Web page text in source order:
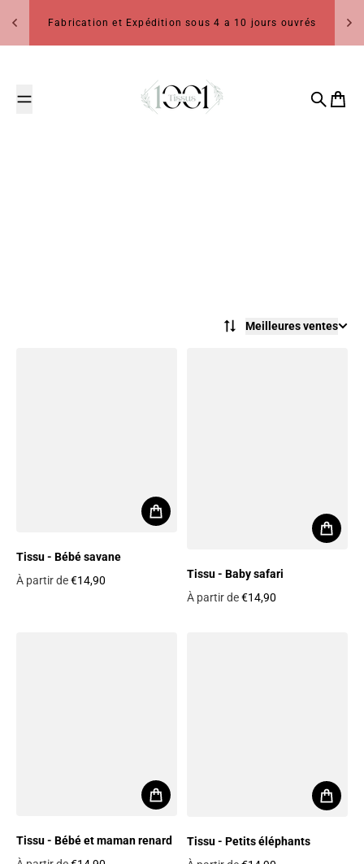
Fabrication et Expédition sous 4 a 10 jours ouvrés
Panier
Meilleures ventes
Tissu - Bébé savane
À partir de€14,90
Tissu - Baby safari
À partir de€14,90
Tissu - Bébé et maman renard Tissu - Petits éléphants